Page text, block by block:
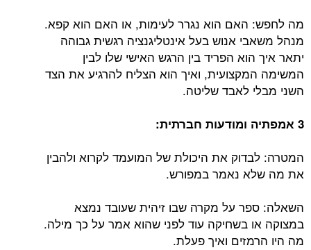
מה לחפש: האם הוא נגרר לעימות, או האם הוא קפא.
מנהל משאבי אנוש בעל אינטליגנציה רגשית גבוהה
יתאר איך הוא הפריד בין הרגש האישי שלו לבין
המשימה המקצועית, ואיך הוא הצליח להרגיע את הצד
השני מבלי לאבד שליטה.
3 אמפתיה ומודעות חברתית:
המטרה: לבדוק את היכולת של המועמד לקרוא ולהבין
את מה שלא נאמר במפורש.
השאלה: ספר על מקרה שבו זיהית שעובד נמצא
במצוקה או בשחיקה עוד לפני שהוא אמר על כך מילה.
מה היו הרמזים ואיך פעלת.